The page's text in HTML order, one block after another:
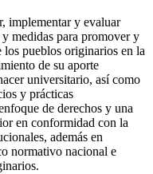
implementar y evaluar
medidas para promover y
pueblos originarios en la
de su aporte
universitario, así como
y prácticas
de derechos y una
en conformidad con la
además en
normativo nacional e